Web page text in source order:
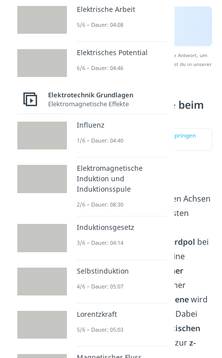
Nach Beantwortung speichern wir deine Antwort, um
Studyflix zu verbessern. Mehr dazu erfährst du in unserer
Wirbelstrombremse beim
zur Stelle im Video springen
(00:56)
Stell dir hierzu ein
dreidimensionales
mit den Achsen
vor. Auf einer festen
Position befindet sich ein
Dauermagnet
Nordpol bei
. Eine
Kupferplatte mit
homogener
Ladungsverteilung
und einer
xy-Ebenewird
nun vonxnach
bewegt. Dabei
durchquert sie die
magnetischen
, welche parallel zurz-
Elektrische Arbeit
5/6 – Dauer: 04:08
Elektrisches Potential
6/6 – Dauer: 04:46
Elektrotechnik Grundlagen
Elektromagnetische Effekte
Influenz
1/6 – Dauer: 04:40
Elektromagnetische
Induktion und
Induktionsspule
2/6 – Dauer: 08:30
Induktionsgesetz
3/6 – Dauer: 04:14
Selbstinduktion
4/6 – Dauer: 05:07
Lorentzkraft
5/6 – Dauer: 05:03